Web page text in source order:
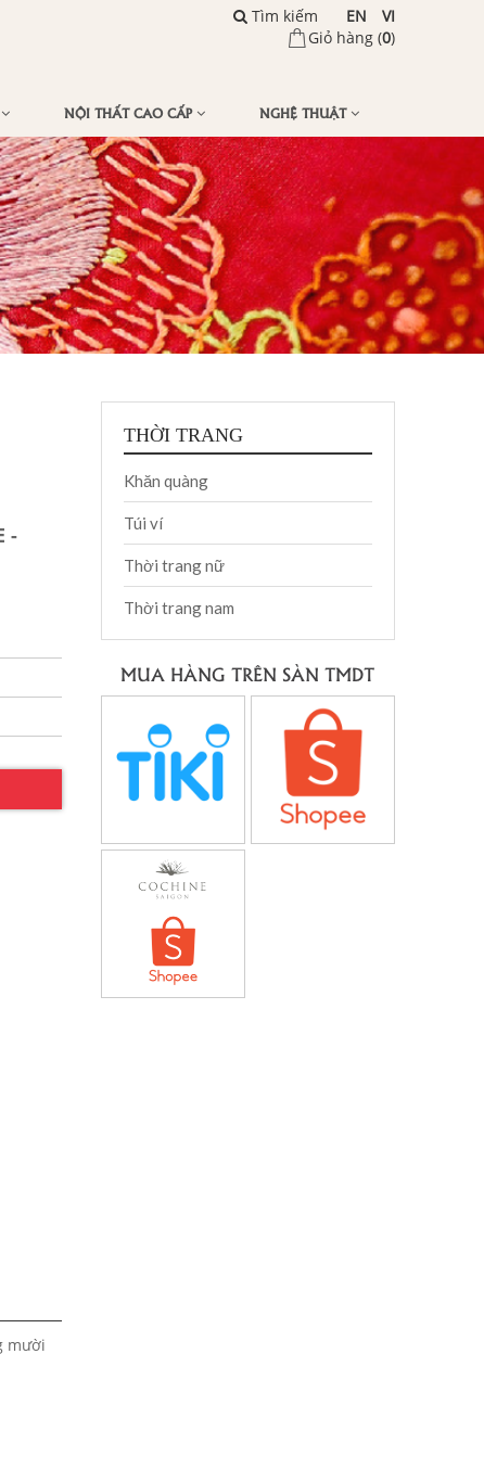
Giỏ hàng (0)
VI
EN
Tìm kiếm
NỘI THẤT CAO CẤP
NGHỆ THUẬT
-
mười
THỜI TRANG
Khăn quàng
Túi ví
Thời trang nữ
Thời trang nam
MUA HÀNG TRÊN SÀN TMDT